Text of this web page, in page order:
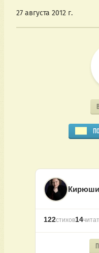
27 августа 2012 г.
122стихов14